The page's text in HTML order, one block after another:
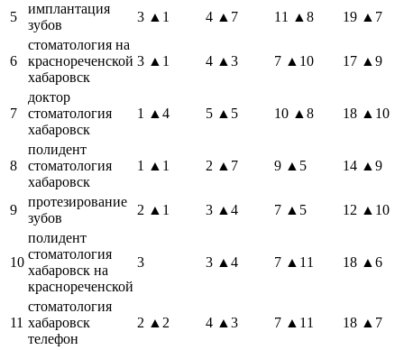
5
имплантация
зубов
3 ▲1 4 ▲7 11 ▲8 19 ▲7
6
стоматология на
краснореченской
хабаровск
3 ▲1 4 ▲3 7 ▲10 17 ▲9
7
доктор
стоматология
хабаровск
1 ▲4 5 ▲5 10 ▲8 18 ▲10
8
полидент
стоматология
хабаровск
1 ▲1 2 ▲7 9 ▲5 14 ▲9
9
протезирование
зубов
2 ▲1 3 ▲4 7 ▲5 12 ▲10
10
полидент
стоматология
хабаровск на
краснореченской
3 3 ▲4 7 ▲11 18 ▲6
11
стоматология
хабаровск
телефон
2 ▲2 4 ▲3 7 ▲11 18 ▲7